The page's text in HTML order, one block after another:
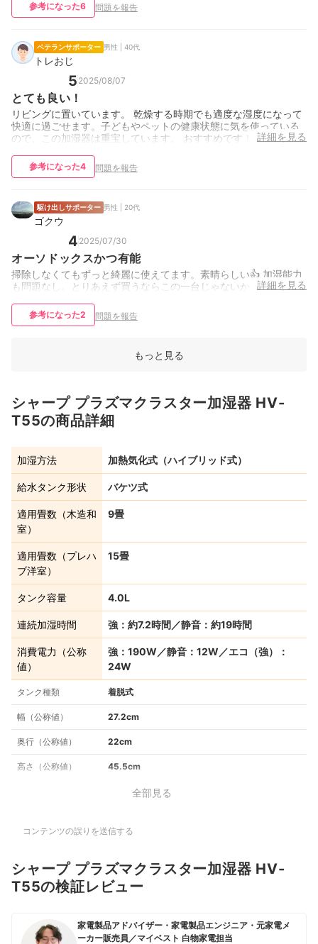
参考になった6 問題を報告
ベテランサポーター 男性 | 40代
トレおじ
5 2025/08/07
とても良い！
リビングに置いています。 乾燥する時期でも適度な湿度になって
快適に過ごせます。子どもやペットの健康状態に気を使っている
ので、この加湿器は重宝しています。 おすすめです！
詳細を見る
参考になった4 問題を報告
駆け出しサポーター 男性 | 20代
ゴクウ
4 2025/07/30
オーソドックスかつ有能
掃除しなくてもずっと綺麗に使えてます。素晴らしい👍 加湿能力
も問題なし。とりあえず買うならこの一台じゃないか？詳細を見る
参考になった2 問題を報告
もっと見る
シャープ プラズマクラスター加湿器 HV-
T55の商品詳細
加湿方法 加熱気化式（ハイブリッド式）
給水タンク形状 バケツ式
適用畳数（木造和
室）
9畳
適用畳数（プレハ
ブ洋室）
15畳
タンク容量 4.0L
連続加湿時間 強：約7.2時間／静音：約19時間
消費電力（公称
値）
強：190W／静音：12W／エコ（強）：
24W
タンク種類 着脱式
幅（公称値） 27.2cm
奥行（公称値） 22cm
高さ（公称値） 45.5cm
全部見る
コンテンツの誤りを送信する
シャープ プラズマクラスター加湿器 HV-
T55の検証レビュー
家電製品アドバイザー・家電製品エンジニア・元家電メ
ーカー販売員／マイベスト 白物家電担当